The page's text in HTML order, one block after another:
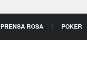
PRENSA ROSA POKER